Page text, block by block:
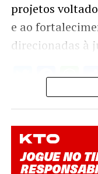
projetos
e ao
direcionadas à
Twitter